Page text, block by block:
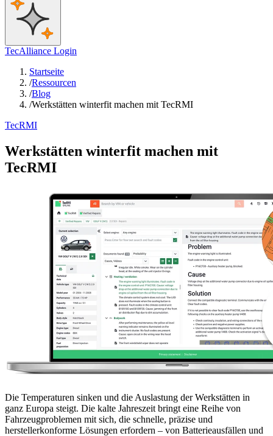
TecAlliance Login
Startseite
/Ressourcen
/Blog
/Werkstätten winterfit machen mit TecRMI
TecRMI
Werkstätten winterfit machen mit
TecRMI
Die Temperaturen sinken und die Auslastung der Werkstätten in
ganz Europa steigt. Die kalte Jahreszeit bringt eine Reihe von
Fahrzeugproblemen mit sich, die schnelle, präzise und
herstellerkonforme Lösungen erfordern – von Batterieausfällen und